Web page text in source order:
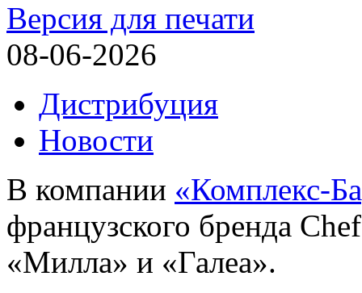
Версия для печати
08-06-2026
Дистрибуция
Новости
В компании «Комплекс-
французского бренда
«Милла» и «Галеа».